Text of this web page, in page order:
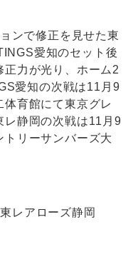
ンで修正を見せた東
愛知のセット後
力が光り、ホーム2
愛知の次戦は11月9
体育館にて東京グレ
レ静岡の次戦は11月9
トリーサンバーズ大
レアローズ静岡